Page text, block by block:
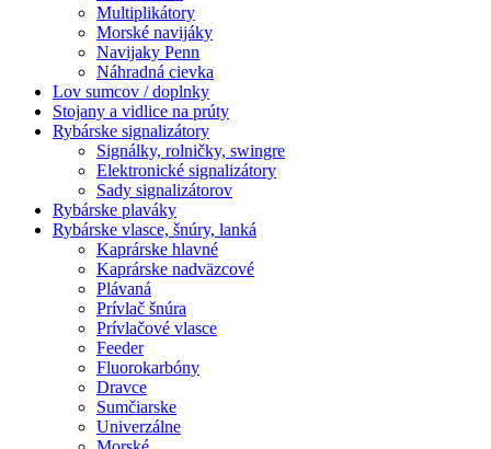
Multiplikátory
Morské navijáky
Navijaky Penn
Náhradná cievka
Lov sumcov / doplnky
Stojany a vidlice na prúty
Rybárske signalizátory
Signálky, rolničky, swingre
Elektronické signalizátory
Sady signalizátorov
Rybárske plaváky
Rybárske vlasce, šnúry, lanká
Kaprárske hlavné
Kaprárske nadväzcové
Plávaná
Prívlač šnúra
Prívlačové vlasce
Feeder
Fluorokarbóny
Dravce
Sumčiarske
Univerzálne